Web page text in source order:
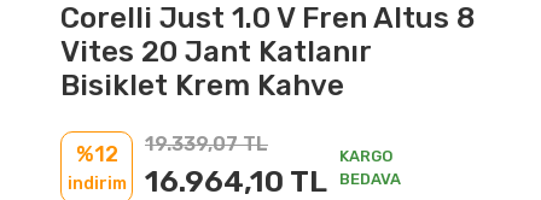
Corelli Just 1.0 V Fren Altus 8
Vites 20 Jant Katlanır
Bisiklet Krem Kahve
%12
indirim
19.339,07 TL
16.964,10 TL
KARGO
BEDAVA